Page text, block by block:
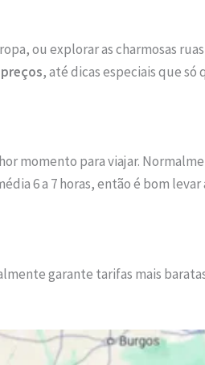
ou explorar as charmosas
preços, até dicas especiais que só
momento para viajar.
6 a 7 horas, então é bom
garante tarifas mais